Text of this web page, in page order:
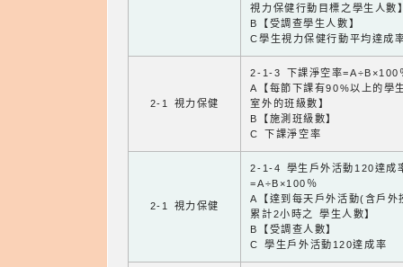
視力保健行動目標之學生人數
B【受調查學生人數】
C學生視力保健行動平均達成
2-1 視力保健
2-1-3 下課淨空率=A÷B×100
A【每節下課有90%以上的學
室外的班級數】
B【施測班級數】
C 下課淨空率
2-1 視力保健
2-1-4 學生戶外活動120達成
=A÷B×100％
A【達到每天戶外活動(含戶外
累計2小時之 學生人數】
B【受調查人數】
C 學生戶外活動120達成率